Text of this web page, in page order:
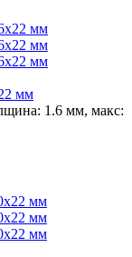
мм
1.6 мм, макс: